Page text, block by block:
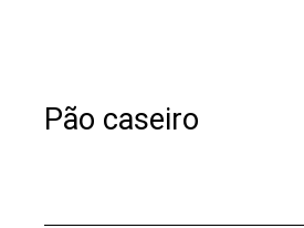
Pão caseiro